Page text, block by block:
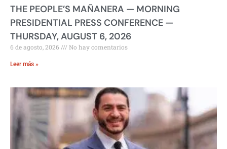
THE PEOPLE’S MAÑANERA — MORNING
PRESIDENTIAL PRESS CONFERENCE —
THURSDAY, AUGUST 6, 2026
6 de agosto, 2026 No hay comentarios
Leer más »